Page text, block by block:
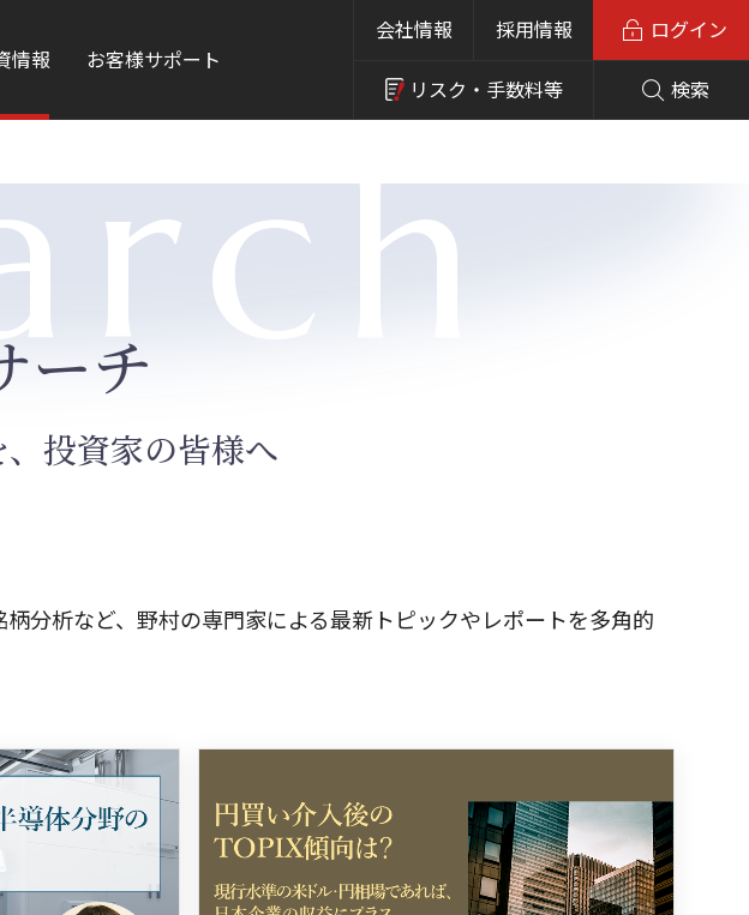
情報 お客様サポート
会社情報 採用情報
リスク・ 手数料等 検索
ログイン
ーチ
投資家の皆様へ
分析など、野村の専門家による最新トピックやレポートを多角的